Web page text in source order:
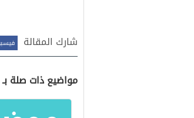
شارك المقالة
مواضيع ذات صلة